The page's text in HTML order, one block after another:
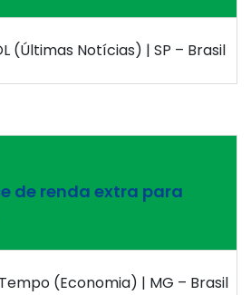
(Últimas Notícias) | SP – Brasil
de renda extra para
(Economia) | MG – Brasil